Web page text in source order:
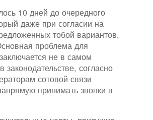
10 дней до очередного
даже при согласии на
тобой вариантов,
проблема для
не в самом
законодательстве, согласно
сотовой связи
принимать звонки в